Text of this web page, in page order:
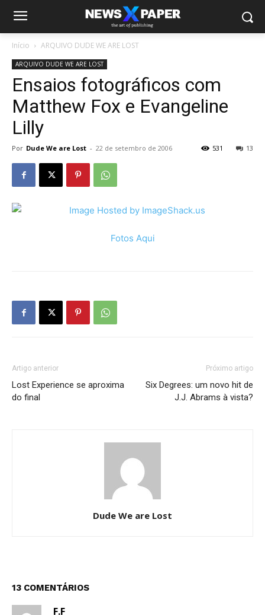
Início ARQUIVO DUDE WE ARE LOST
ARQUIVO DUDE WE ARE LOST
Ensaios fotográficos com
Matthew Fox e Evangeline
Lilly
Por Dude We are Lost - 22 de setembro de 2006 13
531
Fotos Aqui
Artigo anterior
Lost Experience se aproxima
do final
Próximo artigo
Six Degrees: um novo hit de
J.J. Abrams à vista?
Dude We are Lost
13 COMENTÁRIOS
F.F